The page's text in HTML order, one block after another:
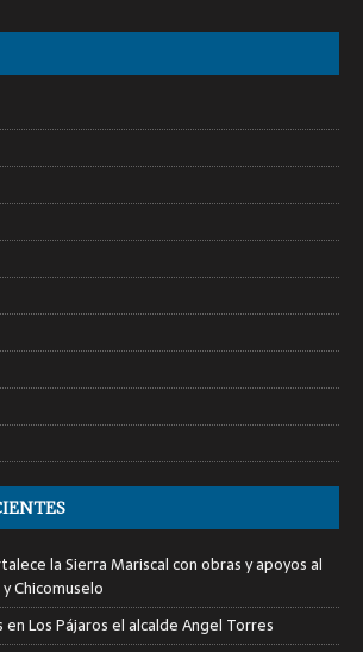
la Sierra Mariscal con obras y apoyos al
Chicomuselo
en Los Pájaros el alcalde Angel Torres